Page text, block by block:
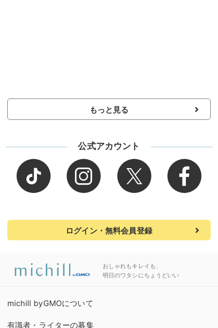
もっと見る
公式アカウント
ログイン・無料会員登録
おしゃれもキレイも、
明日のワタシにちょうどいい
michill byGMOについて
有識者・ライターの募集